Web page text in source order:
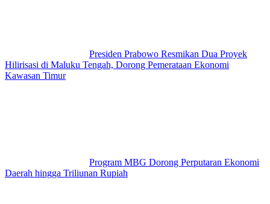
Presiden Prabowo Resmikan Dua Proyek
Hilirisasi di Maluku Tengah, Dorong Pemerataan Ekonomi
Kawasan Timur
Program MBG Dorong Perputaran Ekonomi
Daerah hingga Triliunan Rupiah